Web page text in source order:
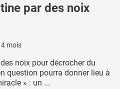
par des noix
mois
noix pour décrocher du
question pourra donner lieu à
» : un ...